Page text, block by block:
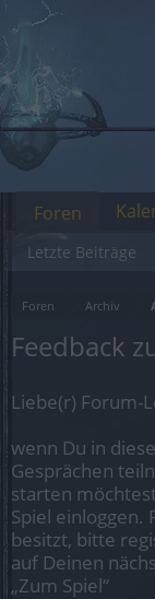
Foren Archiv
Feedback
Liebe(r) Forum-
wenn Du in
Gesprächen
starten
Spiel einloggen.
besitzt, bitte
auf Deinen
„Zum Spiel“
Foren
Letzte Beiträge